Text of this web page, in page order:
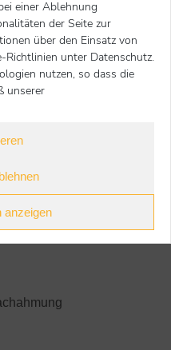
einer Ablehnung
der Seite zur
über den Einsatz von
Richtlinien unter Datenschutz.
nutzen, so dass die
unserer
anzeigen
Beitrag
Beitrag
bildet und